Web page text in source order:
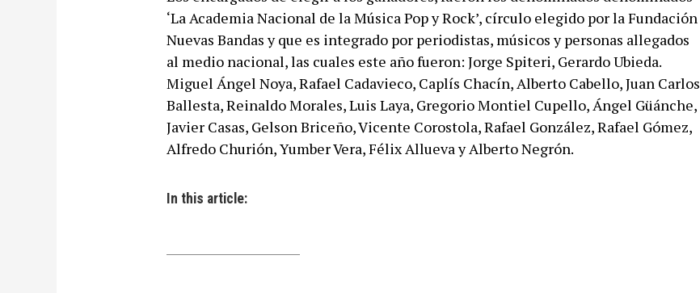
‘La Academia Nacional de la Música Pop y Rock’, círculo elegido por la Fundación
Nuevas Bandas y que es integrado por periodistas, músicos y personas allegados
al medio nacional, las cuales este año fueron: Jorge Spiteri, Gerardo Ubieda.
Miguel Ángel Noya, Rafael Cadavieco, Caplís Chacín, Alberto Cabello, Juan Carlos
Ballesta, Reinaldo Morales, Luis Laya, Gregorio Montiel Cupello, Ángel Güánche,
Javier Casas, Gelson Briceño, Vicente Corostola, Rafael González, Rafael Gómez,
Alfredo Churión, Yumber Vera, Félix Allueva y Alberto Negrón.
In this article: